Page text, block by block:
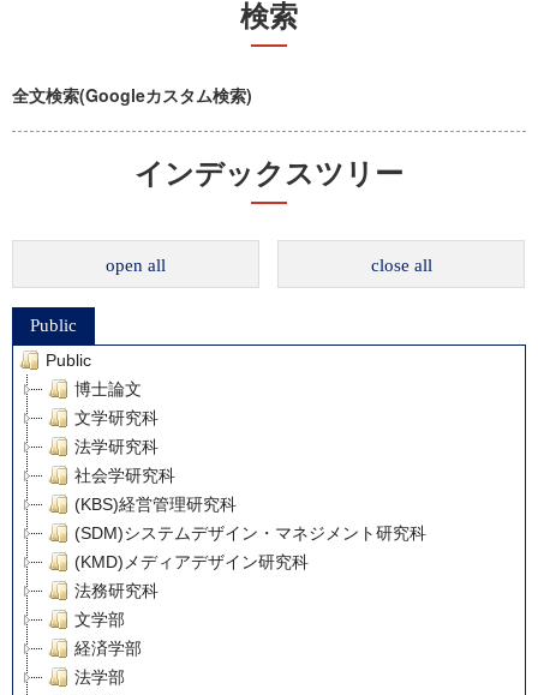
検索
全文検索(Googleカスタム検索)
インデックスツリー
open all close all
Public
Public
博士論文
文学研究科
法学研究科
社会学研究科
(KBS)経営管理研究科
(SDM)システムデザイン・マネジメント研究科
(KMD)メディアデザイン研究科
法務研究科
文学部
経済学部
法学部